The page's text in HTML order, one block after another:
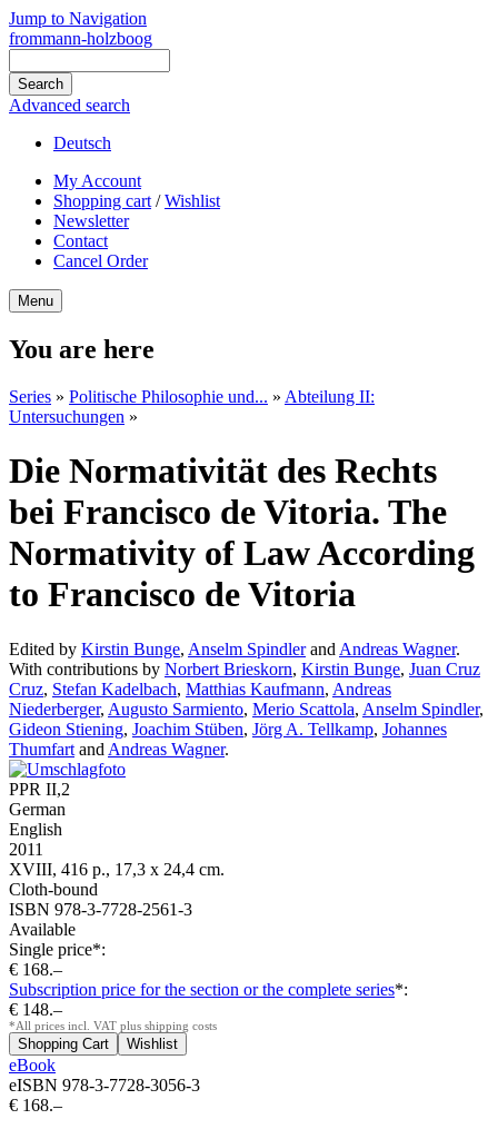
Jump to Navigation
frommann-holzboog
Advanced search
Deutsch
My Account
Shopping cart /Wishlist
Newsletter
Contact
Cancel Order
Menu
You are here
Series » Politische Philosophie und... » Abteilung II:
Untersuchungen »
Die Normativität des Rechts
bei Francisco de Vitoria. The
Normativity of Law According
to Francisco de Vitoria
Edited by Kirstin Bunge, Anselm Spindlerand Andreas Wagner.
With contributions by Norbert Brieskorn, Kirstin Bunge, Juan Cruz
Cruz, Stefan Kadelbach, Matthias Kaufmann, Andreas
Niederberger, Augusto Sarmiento, Merio Scattola, Anselm Spindler,
Gideon Stiening, Joachim Stüben, Jörg A. Tellkamp, Johannes
Thumfart and Andreas Wagner.
PPR II,2
German
English
2011
XVIII, 416 p., 17,3 x 24,4 cm.
Cloth-bound
ISBN 978-3-7728-2561-3
Available
Single price*:
€ 168.–
Subscription price for the section or the complete series*:
€ 148.–
*All prices incl. VAT plus shipping costs
eBook
eISBN 978-3-7728-3056-3
€ 168.–